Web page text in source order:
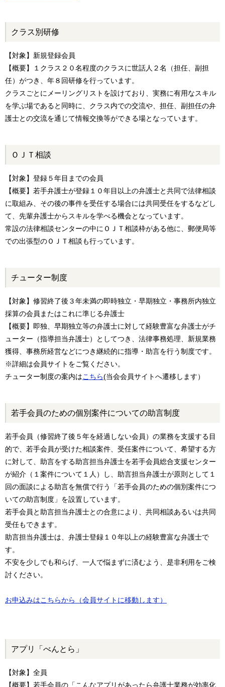
クラス別研修
【対象】新規登録会員
【概要】１クラス２０名程度のクラスに世話人２名（担任、副担
任）がつき、年８回研修を行っています。
クラスごとにメーリングリストを設けており、実務に有用なスキル
を学ぶ場であると同時に、クラス内での交流や、担任、副担任の弁
護士との交流を通じて情報交換等ができる場となっています。
ＯＪＴ相談
【対象】登録５年目までの会員
【概要】若手弁護士が登録１０年目以上の弁護士と共同で法律相談
に取組み、その後の事件を受任する場合には共同受任をするなどし
て、先輩弁護士からスキルを学べる機会となっています。
常設の法律相談センターの中にＯＪＴ相談枠がある他に、郵便局等
での出張型のＯＪＴ相談も行っています。
チューター制度
【対象】修習終了後３年未満の即時独立・早期独立・事務所内独立
採算の会員またはこれに準じる弁護士
【概要】即独、早期独立等の弁護士に対して経験豊富な弁護士がチ
ューター（指導担当弁護士）としてつき、法律事務処理、新規業務
獲得、事務所経営などにつき継続的に指導・助言を行う制度です。
※詳細は会員サイトをご覧ください。
チューター制度の案内はこちら(当会会員サイトへ遷移します）
若手会員のための個別案件についての助言制度
若手会員（修習終了後５年を経過しない会員）の業務を支援する目
的で、若手会員が受けた相談案件、受任案件について、希望する方
に対して、助言をする助言担当弁護士を若手会員総合支援センター
が紹介（１案件について１人）し、助言担当弁護士が原則として１
回の面談による助言を無償で行う「若手会員のための個別案件につ
いての助言制度」を設置しています。
若手会員と助言担当弁護士との合意により、共同相談あるいは共同
受任もできます。
助言担当弁護士は、弁護士登録１０年以上の経験豊富な弁護士で
す。
不安を少しでも和らげ、一人で悩まずに済むよう、是非利用をご検
討ください。
お申込みはこちらから（会員サイトに移動します）
アプリ「べんとら」
【対象】全員
【概要】若手会員の「こんなアプリがあったら弁護士業務が効率化